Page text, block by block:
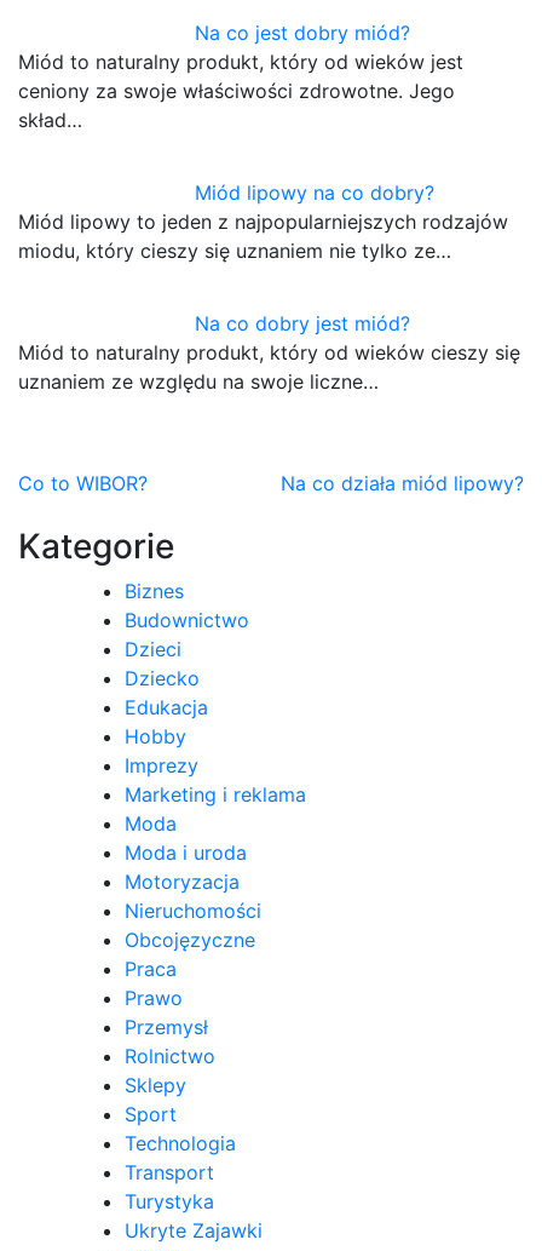
Na co jest dobry miód?
Miód to naturalny produkt, który od wieków jest
ceniony za swoje właściwości zdrowotne. Jego
skład…
Miód lipowy na co dobry?
Miód lipowy to jeden z najpopularniejszych rodzajów
miodu, który cieszy się uznaniem nie tylko ze…
Na co dobry jest miód?
Miód to naturalny produkt, który od wieków cieszy się
uznaniem ze względu na swoje liczne…
Nawigacja
wpisu
Co to WIBOR? Na co działa miód lipowy?
Kategorie
Biznes
Budownictwo
Dzieci
Dziecko
Edukacja
Hobby
Imprezy
Marketing i reklama
Moda
Moda i uroda
Motoryzacja
Nieruchomości
Obcojęzyczne
Praca
Prawo
Przemysł
Rolnictwo
Sklepy
Sport
Technologia
Transport
Turystyka
Ukryte Zajawki